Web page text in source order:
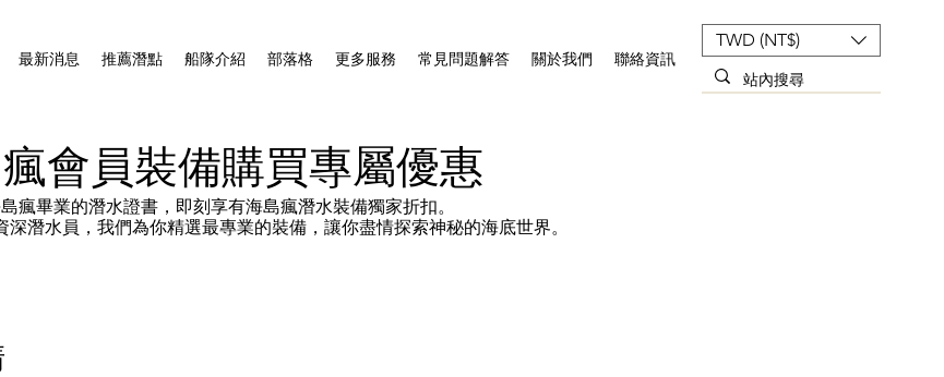
最新消息 推薦潛點 船隊介紹 部落格 更多服務 常見問題解答 關於我們 聯絡資訊
TWD (NT$)
會員裝備購買專屬優惠
瘋畢業的潛水證書，即刻享有海島瘋潛水裝備獨家折扣。
深潛水員，我們為你精選最專業的裝備，讓你盡情探索神秘的海底世界。